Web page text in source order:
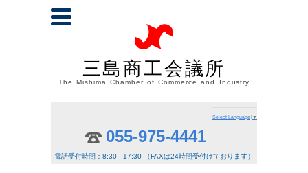
三島商工会議所
The Mishima Chamber of Commerce and Industry
Select Language ▼
055-975-4441
電話受付時間：8:30 - 17:30 （FAXは24時間受付けております）